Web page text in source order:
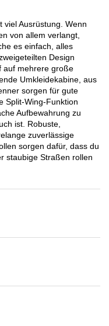
viel Ausrüstung. Wenn
von allem verlangt,
es einfach, alles
Design
auf mehrere große
Umkleidekabine, aus
sorgen für gute
Split-Wing-Funktion
Aufbewahrung zu
ist. Robuste,
zuverlässige
sorgen dafür, dass du
staubige Straßen rollen